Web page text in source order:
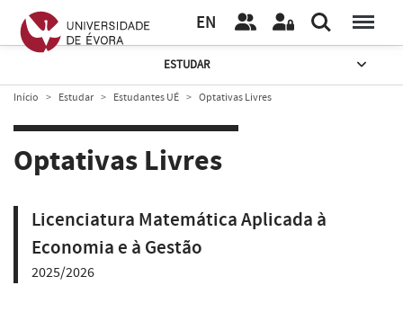
EN
ESTUDAR
Início Estudar Estudantes UÉ Optativas Livres
Optativas Livres
Licenciatura Matemática Aplicada à
Economia e à Gestão
2025/2026